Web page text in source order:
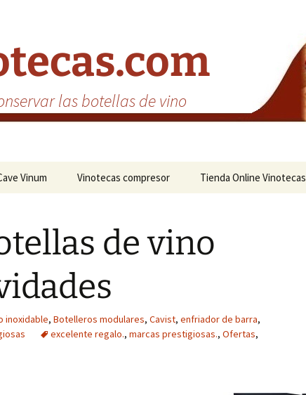
las botellas de vino
Vinum Vinotecas compresor Tienda Online Vinotecas
de vino
inoxidable, Botelleros modulares, Cavist, enfriador de barra,
excelente regalo., marcas prestigiosas., Ofertas,